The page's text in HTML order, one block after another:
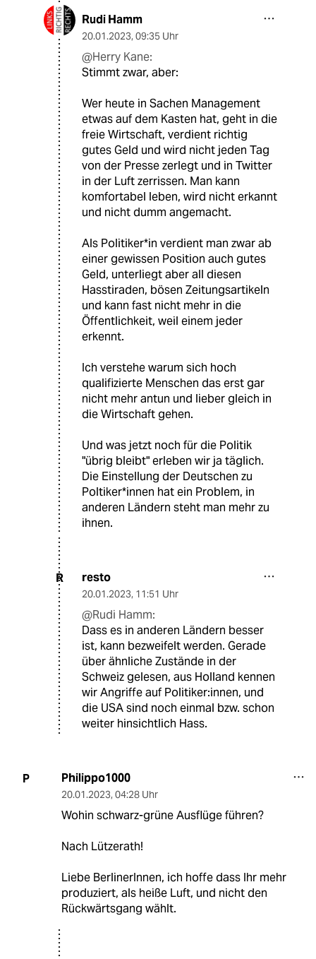
Rudi Hamm
20.01.2023, 09:35 Uhr
@Herry Kane:
Stimmt zwar, aber:
Wer heute in Sachen Management
etwas auf dem Kasten hat, geht in die
freie Wirtschaft, verdient richtig
gutes Geld und wird nicht jeden Tag
von der Presse zerlegt und in Twitter
in der Luft zerrissen. Man kann
komfortabel leben, wird nicht erkannt
und nicht dumm angemacht.
Als Politiker*in verdient man zwar ab
einer gewissen Position auch gutes
Geld, unterliegt aber all diesen
Hasstiraden, bösen Zeitungsartikeln
und kann fast nicht mehr in die
Öffentlichkeit, weil einem jeder
erkennt.
Ich verstehe warum sich hoch
qualifizierte Menschen das erst gar
nicht mehr antun und lieber gleich in
die Wirtschaft gehen.
Und was jetzt noch für die Politik
"übrig bleibt" erleben wir ja täglich.
Die Einstellung der Deutschen zu
Poltiker*innen hat ein Problem, in
anderen Ländern steht man mehr zu
ihnen.
R resto
20.01.2023, 11:51 Uhr
@Rudi Hamm:
Dass es in anderen Ländern besser
ist, kann bezweifelt werden. Gerade
über ähnliche Zustände in der
Schweiz gelesen, aus Holland kennen
wir Angriffe auf Politiker:innen, und
die USA sind noch einmal bzw. schon
weiter hinsichtlich Hass.
P Philippo1000
20.01.2023, 04:28 Uhr
Wohin schwarz-grüne Ausflüge führen?
Nach Lützerath!
Liebe BerlinerInnen, ich hoffe dass Ihr mehr
produziert, als heiße Luft, und nicht den
Rückwärtsgang wählt.